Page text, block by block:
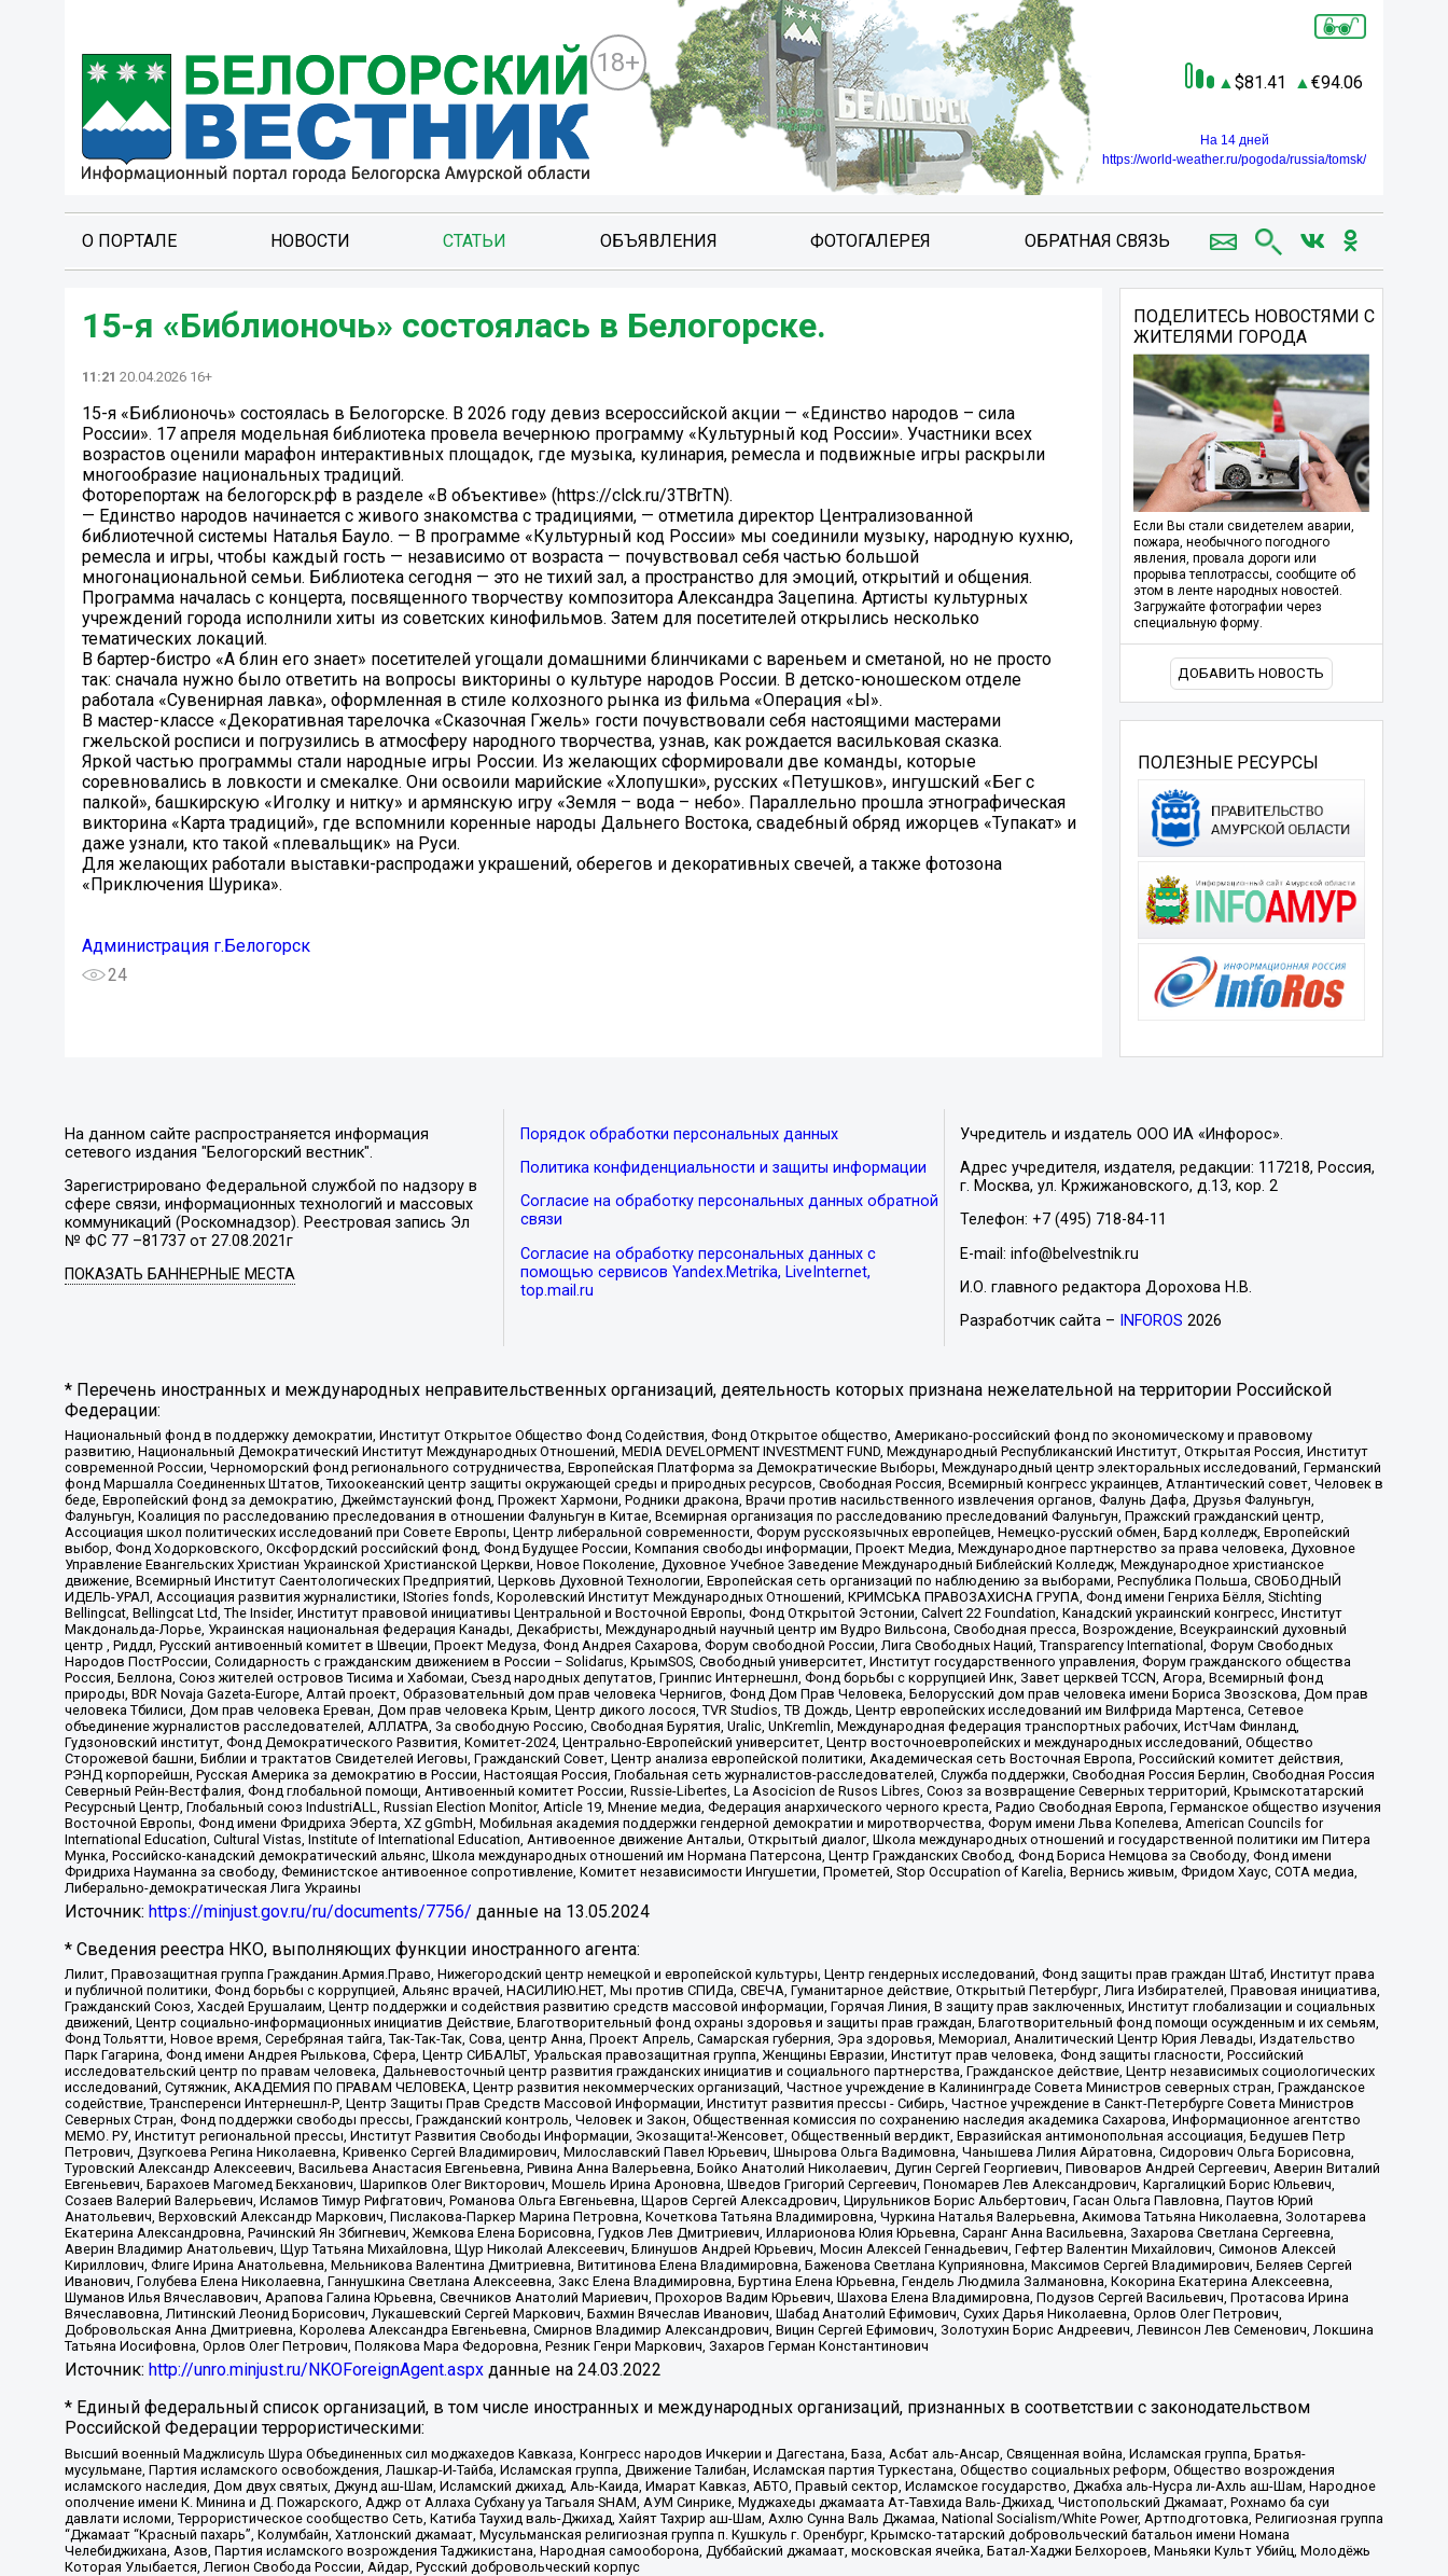
18+
81.41 94.06
На 14 дней
https://world-weather.ru/pogoda/russia/tomsk/
О ПОРТАЛЕ НОВОСТИ СТАТЬИ ОБЪЯВЛЕНИЯ ФОТОГАЛЕРЕЯ ОБРАТНАЯ СВЯЗЬ
15-я «Библионочь» состоялась в Белогорске.
11:21 20.04.2026 16+
15-я «Библионочь» состоялась в Белогорске. В 2026 году девиз всероссийской акции — «Единство народов – сила
России». 17 апреля модельная библиотека провела вечернюю программу «Культурный код России». Участники всех
возрастов оценили марафон интерактивных площадок, где музыка, кулинария, ремесла и подвижные игры раскрыли
многообразие национальных традиций.
Фоторепортаж на белогорск.рф в разделе «В объективе» (https://clck.ru/3TBrTN).
— Единство народов начинается с живого знакомства с традициями, — отметила директор Централизованной
библиотечной системы Наталья Бауло. — В программе «Культурный код России» мы соединили музыку, народную кухню,
ремесла и игры, чтобы каждый гость — независимо от возраста — почувствовал себя частью большой
многонациональной семьи. Библиотека сегодня — это не тихий зал, а пространство для эмоций, открытий и общения.
Программа началась с концерта, посвященного творчеству композитора Александра Зацепина. Артисты культурных
учреждений города исполнили хиты из советских кинофильмов. Затем для посетителей открылись несколько
тематических локаций.
В бартер-бистро «А блин его знает» посетителей угощали домашними блинчиками с вареньем и сметаной, но не просто
так: сначала нужно было ответить на вопросы викторины о культуре народов России. В детско-юношеском отделе
работала «Сувенирная лавка», оформленная в стиле колхозного рынка из фильма «Операция «Ы».
В мастер-классе «Декоративная тарелочка «Сказочная Гжель» гости почувствовали себя настоящими мастерами
гжельской росписи и погрузились в атмосферу народного творчества, узнав, как рождается васильковая сказка.
Яркой частью программы стали народные игры России. Из желающих сформировали две команды, которые
соревновались в ловкости и смекалке. Они освоили марийские «Хлопушки», русских «Петушков», ингушский «Бег с
палкой», башкирскую «Иголку и нитку» и армянскую игру «Земля – вода – небо». Параллельно прошла этнографическая
викторина «Карта традиций», где вспомнили коренные народы Дальнего Востока, свадебный обряд ижорцев «Тупакат» и
даже узнали, кто такой «плевальщик» на Руси.
Для желающих работали выставки-распродажи украшений, оберегов и декоративных свечей, а также фотозона
«Приключения Шурика».
Администрация г.Белогорск
24
ПОДЕЛИТЕСЬ НОВОСТЯМИ С
ЖИТЕЛЯМИ ГОРОДА
Если Вы стали свидетелем аварии,
пожара, необычного погодного
явления, провала дороги или
прорыва теплотрассы, сообщите об
этом в ленте народных новостей.
Загружайте фотографии через
специальную форму.
ДОБАВИТЬ НОВОСТЬ
ПОЛЕЗНЫЕ РЕСУРСЫ
На данном сайте распространяется информация
сетевого издания "Белогорский вестник".
Зарегистрировано Федеральной службой по надзору в
сфере связи, информационных технологий и массовых
коммуникаций (Роскомнадзор). Реестровая запись Эл
№ ФС 77 –81737 от 27.08.2021г
ПОКАЗАТЬ БАННЕРНЫЕ МЕСТА
Порядок обработки персональных данных
Политика конфиденциальности и защиты информации
Согласие на обработку персональных данных обратной
связи
Согласие на обработку персональных данных с
помощью сервисов Yandex.Metrika, LiveInternet,
top.mail.ru
Учредитель и издатель ООО ИА «Инфорос».
Адрес учредителя, издателя, редакции: 117218, Россия,
г. Москва, ул. Кржижановского, д.13, кор. 2
Телефон: +7 (495) 718-84-11
E-mail: info@belvestnik.ru
И.О. главного редактора Дорохова Н.В.
Разработчик сайта – INFOROS 2026
* Перечень иностранных и международных неправительственных организаций, деятельность которых признана нежелательной на территории Российской
Федерации:
Национальный фонд в поддержку демократии, Институт Открытое Общество Фонд Содействия, Фонд Открытое общество, Американо-российский фонд по экономическому и правовому
развитию, Национальный Демократический Институт Международных Отношений, MEDIA DEVELOPMENT INVESTMENT FUND, Международный Республиканский Институт, Открытая Россия, Институт
современной России, Черноморский фонд регионального сотрудничества, Европейская Платформа за Демократические Выборы, Международный центр электоральных исследований, Германский
фонд Маршалла Соединенных Штатов, Тихоокеанский центр защиты окружающей среды и природных ресурсов, Свободная Россия, Всемирный конгресс украинцев, Атлантический совет, Человек в
беде, Европейский фонд за демократию, Джеймстаунский фонд, Прожект Хармони, Родники дракона, Врачи против насильственного извлечения органов, Фалунь Дафа, Друзья Фалуньгун,
Фалуньгун, Коалиция по расследованию преследования в отношении Фалуньгун в Китае, Всемирная организация по расследованию преследований Фалуньгун, Пражский гражданский центр,
Ассоциация школ политических исследований при Совете Европы, Центр либеральной современности, Форум русскоязычных европейцев, Немецко-русский обмен, Бард колледж, Европейский
выбор, Фонд Ходорковского, Оксфордский российский фонд, Фонд Будущее России, Компания свободы информации, Проект Медиа, Международное партнерство за права человека, Духовное
Управление Евангельских Христиан Украинской Христианской Церкви, Новое Поколение, Духовное Учебное Заведение Международный Библейский Колледж, Международное христианское
движение, Всемирный Институт Саентологических Предприятий, Церковь Духовной Технологии, Европейская сеть организаций по наблюдению за выборами, Республика Польша, СВОБОДНЫЙ
ИДЕЛЬ-УРАЛ, Ассоциация развития журналистики, IStories fonds, Королевский Институт Международных Отношений, КРИМСЬКА ПРАВОЗАХИСНА ГРУПА, Фонд имени Генриха Бёлля, Stichting
Bellingcat, Bellingcat Ltd, The Insider, Институт правовой инициативы Центральной и Восточной Европы, Фонд Открытой Эстонии, Calvert 22 Foundation, Канадский украинский конгресс, Институт
Макдональда-Лорье, Украинская национальная федерация Канады, Декабристы, Международный научный центр им Вудро Вильсона, Свободная пресса, Возрождение, Всеукраинский духовный
центр , Риддл, Русский антивоенный комитет в Швеции, Проект Медуза, Фонд Андрея Сахарова, Форум свободной России, Лига Свободных Наций, Transparеncy International, Форум Свободных
Народов ПостРоссии, Солидарность с гражданским движением в России – Solidarus, КрымSOS, Свободный университет, Институт государственного управления, Форум гражданского общества
Россия, Беллона, Союз жителей островов Тисима и Хабомаи, Съезд народных депутатов, Гринпис Интернешнл, Фонд борьбы с коррупцией Инк, Завет церквей TCCN, Агора, Всемирный фонд
природы, BDR Novaja Gazeta-Europe, Алтай проект, Образовательный дом прав человека Чернигов, Фонд Дом Прав Человека, Белорусский дом прав человека имени Бориса Звозскова, Дом прав
человека Тбилиси, Дом прав человека Ереван, Дом прав человека Крым, Центр дикого лосося, TVR Studios, ТВ Дождь, Центр европейских исследований им Вилфрида Мартенса, Сетевое
объединение журналистов расследователей, АЛЛАТРА, За свободную Россию, Свободная Бурятия, Uralic, UnKremlin, Международная федерация транспортных рабочих, ИстЧам Финланд,
Гудзоновский институт, Фонд Демократического Развития, Комитет-2024, Центрально-Европейский университет, Центр восточноевропейских и международных исследований, Общество
Сторожевой башни, Библии и трактатов Свидетелей Иеговы, Гражданский Совет, Центр анализа европейской политики, Академическая сеть Восточная Европа, Российский комитет действия,
РЭНД корпорейшн, Русская Америка за демократию в России, Настоящая Россия, Глобальная сеть журналистов-расследователей, Служба поддержки, Свободная Россия Берлин, Свободная Россия
Северный Рейн-Вестфалия, Фонд глобальной помощи, Антивоенный комитет России, Russie-Libertes, La Asocicion de Rusos Libres, Союз за возвращение Северных территорий, Крымскотатарский
Ресурсный Центр, Глобальный союз IndustriALL, Russian Election Monitor, Article 19, Мнение медиа, Федерация анархического черного креста, Радио Свободная Европа, Германское общество изучения
Восточной Европы, Фонд имени Фридриха Эберта, XZ gGmbH, Мобильная академия поддержки гендерной демократии и миротворчества, Форум имени Льва Копелева, American Councils for
International Education, Cultural Vistas, Institute of International Education, Антивоенное движение Антальи, Открытый диалог, Школа международных отношений и государственной политики им Питера
Мунка, Российско-канадский демократический альянс, Школа международных отношений им Нормана Патерсона, Центр Гражданских Свобод, Фонд Бориса Немцова за Свободу, Фонд имени
Фридриха Науманна за свободу, Феминистское антивоенное сопротивление, Комитет независимости Ингушетии, Прометей, Stop Occupation of Karelia, Вернись живым, Фридом Хаус, СОТА медиа,
Либерально-демократическая Лига Украины
Источник: https://minjust.gov.ru/ru/documents/7756/ данные на 13.05.2024
* Сведения реестра НКО, выполняющих функции иностранного агента:
Лилит, Правозащитная группа Гражданин.Армия.Право, Нижегородский центр немецкой и европейской культуры, Центр гендерных исследований, Фонд защиты прав граждан Штаб, Институт права
и публичной политики, Фонд борьбы с коррупцией, Альянс врачей, НАСИЛИЮ.НЕТ, Мы против СПИДа, СВЕЧА, Гуманитарное действие, Открытый Петербург, Лига Избирателей, Правовая инициатива,
Гражданский Союз, Хасдей Ерушалаим, Центр поддержки и содействия развитию средств массовой информации, Горячая Линия, В защиту прав заключенных, Институт глобализации и социальных
движений, Центр социально-информационных инициатив Действие, Благотворительный фонд охраны здоровья и защиты прав граждан, Благотворительный фонд помощи осужденным и их семьям,
Фонд Тольятти, Новое время, Серебряная тайга, Так-Так-Так, Сова, центр Анна, Проект Апрель, Самарская губерния, Эра здоровья, Мемориал, Аналитический Центр Юрия Левады, Издательство
Парк Гагарина, Фонд имени Андрея Рылькова, Сфера, Центр СИБАЛЬТ, Уральская правозащитная группа, Женщины Евразии, Институт прав человека, Фонд защиты гласности, Российский
исследовательский центр по правам человека, Дальневосточный центр развития гражданских инициатив и социального партнерства, Гражданское действие, Центр независимых социологических
исследований, Сутяжник, АКАДЕМИЯ ПО ПРАВАМ ЧЕЛОВЕКА, Центр развития некоммерческих организаций, Частное учреждение в Калининграде Совета Министров северных стран, Гражданское
содействие, Трансперенси Интернешнл-Р, Центр Защиты Прав Средств Массовой Информации, Институт развития прессы - Сибирь, Частное учреждение в Санкт-Петербурге Совета Министров
Северных Стран, Фонд поддержки свободы прессы, Гражданский контроль, Человек и Закон, Общественная комиссия по сохранению наследия академика Сахарова, Информационное агентство
МЕМО. РУ, Институт региональной прессы, Институт Развития Свободы Информации, Экозащита!-Женсовет, Общественный вердикт, Евразийская антимонопольная ассоциация, Бедушев Петр
Петрович, Дзугкоева Регина Николаевна, Кривенко Сергей Владимирович, Милославский Павел Юрьевич, Шнырова Ольга Вадимовна, Чанышева Лилия Айратовна, Сидорович Ольга Борисовна,
Туровский Александр Алексеевич, Васильева Анастасия Евгеньевна, Ривина Анна Валерьевна, Бойко Анатолий Николаевич, Дугин Сергей Георгиевич, Пивоваров Андрей Сергеевич, Аверин Виталий
Евгеньевич, Барахоев Магомед Бекханович, Шарипков Олег Викторович, Мошель Ирина Ароновна, Шведов Григорий Сергеевич, Пономарев Лев Александрович, Каргалицкий Борис Юльевич,
Созаев Валерий Валерьевич, Исламов Тимур Рифгатович, Романова Ольга Евгеньевна, Щаров Сергей Алексадрович, Цирульников Борис Альбертович, Гасан Ольга Павловна, Паутов Юрий
Анатольевич, Верховский Александр Маркович, Пислакова-Паркер Марина Петровна, Кочеткова Татьяна Владимировна, Чуркина Наталья Валерьевна, Акимова Татьяна Николаевна, Золотарева
Екатерина Александровна, Рачинский Ян Збигневич, Жемкова Елена Борисовна, Гудков Лев Дмитриевич, Илларионова Юлия Юрьевна, Саранг Анна Васильевна, Захарова Светлана Сергеевна,
Аверин Владимир Анатольевич, Щур Татьяна Михайловна, Щур Николай Алексеевич, Блинушов Андрей Юрьевич, Мосин Алексей Геннадьевич, Гефтер Валентин Михайлович, Симонов Алексей
Кириллович, Флиге Ирина Анатольевна, Мельникова Валентина Дмитриевна, Вититинова Елена Владимировна, Баженова Светлана Куприяновна, Максимов Сергей Владимирович, Беляев Сергей
Иванович, Голубева Елена Николаевна, Ганнушкина Светлана Алексеевна, Закс Елена Владимировна, Буртина Елена Юрьевна, Гендель Людмила Залмановна, Кокорина Екатерина Алексеевна,
Шуманов Илья Вячеславович, Арапова Галина Юрьевна, Свечников Анатолий Мариевич, Прохоров Вадим Юрьевич, Шахова Елена Владимировна, Подузов Сергей Васильевич, Протасова Ирина
Вячеславовна, Литинский Леонид Борисович, Лукашевский Сергей Маркович, Бахмин Вячеслав Иванович, Шабад Анатолий Ефимович, Сухих Дарья Николаевна, Орлов Олег Петрович,
Добровольская Анна Дмитриевна, Королева Александра Евгеньевна, Смирнов Владимир Александрович, Вицин Сергей Ефимович, Золотухин Борис Андреевич, Левинсон Лев Семенович, Локшина
Татьяна Иосифовна, Орлов Олег Петрович, Полякова Мара Федоровна, Резник Генри Маркович, Захаров Герман Константинович
Источник: http://unro.minjust.ru/NKOForeignAgent.aspx данные на 24.03.2022
* Единый федеральный список организаций, в том числе иностранных и международных организаций, признанных в соответствии с законодательством
Российской Федерации террористическими:
Высший военный Маджлисуль Шура Объединенных сил моджахедов Кавказа, Конгресс народов Ичкерии и Дагестана, База, Асбат аль-Ансар, Священная война, Исламская группа, Братья-
мусульмане, Партия исламского освобождения, Лашкар-И-Тайба, Исламская группа, Движение Талибан, Исламская партия Туркестана, Общество социальных реформ, Общество возрождения
исламского наследия, Дом двух святых, Джунд аш-Шам, Исламский джихад, Аль-Каида, Имарат Кавказ, АБТО, Правый сектор, Исламское государство, Джабха аль-Нусра ли-Ахль аш-Шам, Народное
ополчение имени К. Минина и Д. Пожарского, Аджр от Аллаха Субхану уа Тагьаля SHAM, АУМ Синрике, Муджахеды джамаата Ат-Тавхида Валь-Джихад, Чистопольский Джамаат, Рохнамо ба суи
давлати исломи, Террористическое сообщество Сеть, Катиба Таухид валь-Джихад, Хайят Тахрир аш-Шам, Ахлю Сунна Валь Джамаа, National Socialism/White Power, Артподготовка, Религиозная группа
“Джамаат “Красный пахарь”, Колумбайн, Хатлонский джамаат, Мусульманская религиозная группа п. Кушкуль г. Оренбург, Крымско-татарский добровольческий батальон имени Номана
Челебиджихана, Азов, Партия исламского возрождения Таджикистана, Народная самооборона, Дуббайский джамаат, московская ячейка, Батал-Хаджи Белхороев, Маньяки Культ Убийц, Молодёжь
Которая Улыбается, Легион Свобода России, Айдар, Русский добровольческий корпус